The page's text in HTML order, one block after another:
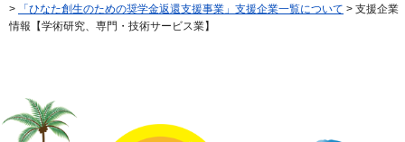
>
「ひなた創生のための奨学金返還支援事業」支援企業一覧について > 支援企業
情報【学術研究、専門・技術サービス業】